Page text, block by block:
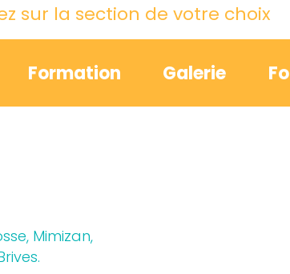
sur la section de votre choix
Formation Galerie
Mimizan,